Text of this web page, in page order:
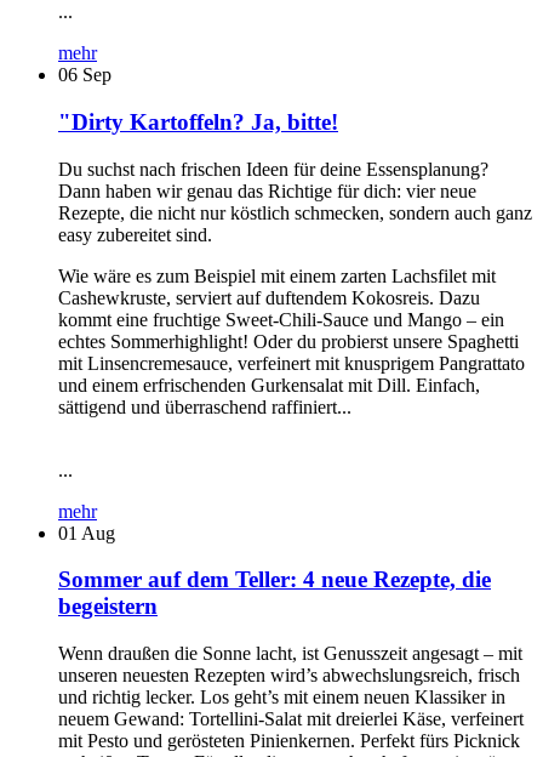
...
mehr
06 Sep
"Dirty Kartoffeln? Ja, bitte!
Du suchst nach frischen Ideen für deine Essensplanung?
Dann haben wir genau das Richtige für dich: vier neue
Rezepte, die nicht nur köstlich schmecken, sondern auch ganz
easy zubereitet sind.
Wie wäre es zum Beispiel mit einem zarten Lachsfilet mit
Cashewkruste, serviert auf duftendem Kokosreis. Dazu
kommt eine fruchtige Sweet-Chili-Sauce und Mango – ein
echtes Sommerhighlight! Oder du probierst unsere Spaghetti
mit Linsencremesauce, verfeinert mit knusprigem Pangrattato
und einem erfrischenden Gurkensalat mit Dill. Einfach,
sättigend und überraschend raffiniert...
...
mehr
01 Aug
Sommer auf dem Teller: 4 neue Rezepte, die
begeistern
Wenn draußen die Sonne lacht, ist Genusszeit angesagt – mit
unseren neuesten Rezepten wird’s abwechslungsreich, frisch
und richtig lecker. Los geht’s mit einem neuen Klassiker in
neuem Gewand: Tortellini-Salat mit dreierlei Käse, verfeinert
mit Pesto und gerösteten Pinienkernen. Perfekt fürs Picknick